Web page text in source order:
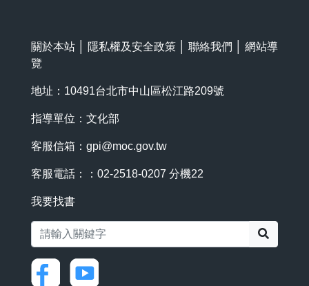
關於本站 隱私權及安全政策 聯絡我們
網站導
覽
地址：10491台北市中山區松江路209號
指導單位：文化部
客服信箱： gpi@moc.gov.tw
客服電話：：02-2518-0207 分機22
我要找書